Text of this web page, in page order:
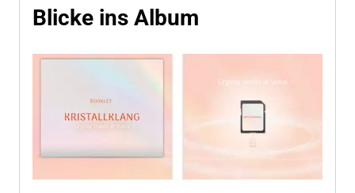
Blicke ins Album